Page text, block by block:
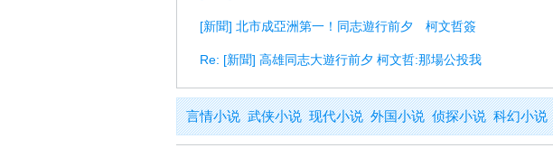
[新聞] 北市成亞洲第一！同志遊行前夕 柯文哲簽
Re: [新聞] 高雄同志大遊行前夕 柯文哲:那場公投我
言情小说 武侠小说 现代小说 外国小说 侦探小说 科幻小说